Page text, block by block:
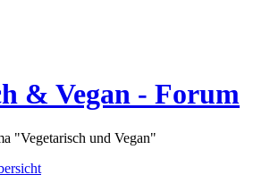
& Vegan - Forum
"Vegetarisch und Vegan"